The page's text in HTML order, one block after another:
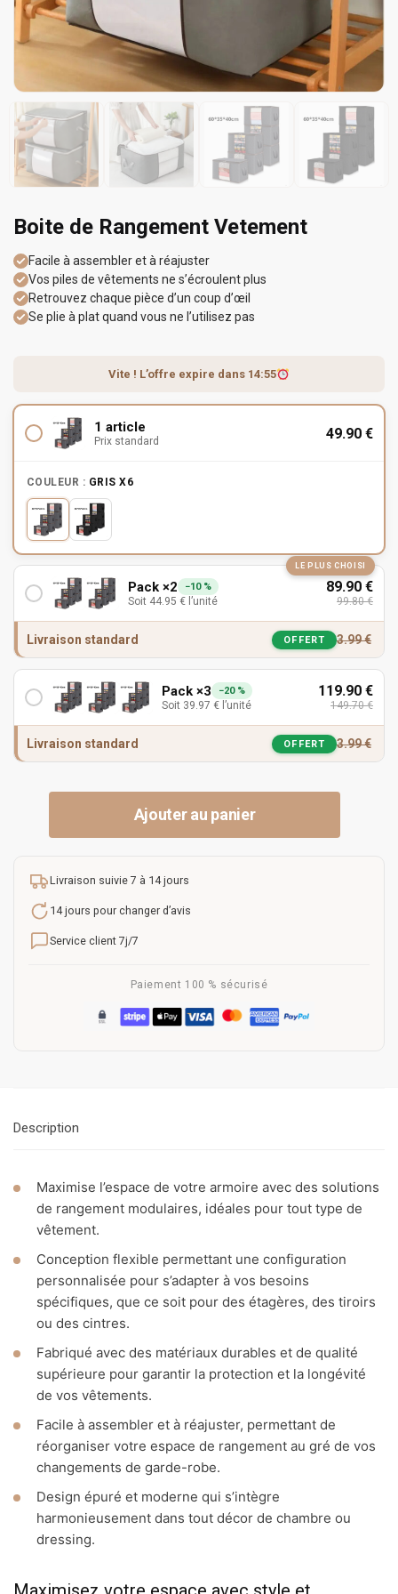
Boite de Rangement Vetement
Facile à assembler et à réajuster
Vos piles de vêtements ne s’écroulent plus
Retrouvez chaque pièce d’un coup d’œil
Se plie à plat quand vous ne l’utilisez pas
Vite ! L’offre expire dans 14:55
1 article
Prix standard 49.90 €
COULEUR : GRIS X6
LE PLUS CHOISI
Pack ×2 −10 %
Soit 44.95 € l’unité
89.90 €
99.80€
Livraison standard OFFERT 3.99€
Pack ×3 −20 %
Soit 39.97 € l’unité
119.90 €
149.70€
Livraison standard OFFERT 3.99€
Ajouter au panier
Livraison suivie 7 à 14 jours
14 jours pour changer d’avis
Service client 7j/7
Paiement 100 % sécurisé
Description
Maximise l’espace de votre armoire avec des solutions
de rangement modulaires, idéales pour tout type de
vêtement.
Conception flexible permettant une configuration
personnalisée pour s’adapter à vos besoins
spécifiques, que ce soit pour des étagères, des tiroirs
ou des cintres.
Fabriqué avec des matériaux durables et de qualité
supérieure pour garantir la protection et la longévité
de vos vêtements.
Facile à assembler et à réajuster, permettant de
réorganiser votre espace de rangement au gré de vos
changements de garde-robe.
Design épuré et moderne qui s’intègre
harmonieusement dans tout décor de chambre ou
dressing.